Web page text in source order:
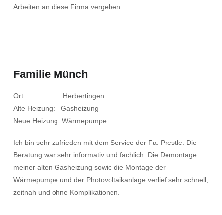
Arbeiten an diese Firma vergeben.
Familie Münch
Ort: Herbertingen
Alte Heizung: Gasheizung
Neue Heizung: Wärmepumpe
Ich bin sehr zufrieden mit dem Service der Fa. Prestle. Die
Beratung war sehr informativ und fachlich. Die Demontage
meiner alten Gasheizung sowie die Montage der
Wärmepumpe und der Photovoltaikanlage verlief sehr schnell,
zeitnah und ohne Komplikationen.